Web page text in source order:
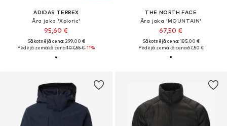
ADIDAS TERREX
Āra jaka 'Xploric'
95,60 €
Sākotnējā cena: 299,00 €
Pēdējā zemākā cena:107,55 €-11%
THE NORTH FACE
Āra jaka 'MOUNTAIN'
67,50 €
Sākotnējā cena: 185,00 €
Pēdējā zemākā cena:67,50 €